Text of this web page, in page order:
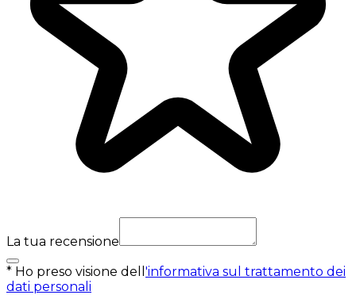
La tua recensione
* Ho preso visione dell 'informativa sul trattamento dei
dati personali